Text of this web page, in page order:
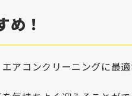
め！
アコンクリーニングに最適